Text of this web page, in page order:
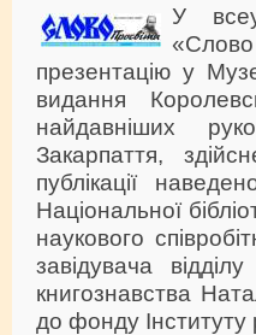
У
презентацію у
видання
найдавніших
Закарпаття,
публікації
Національної
наукового
завідувача
книгознавства
до фонду